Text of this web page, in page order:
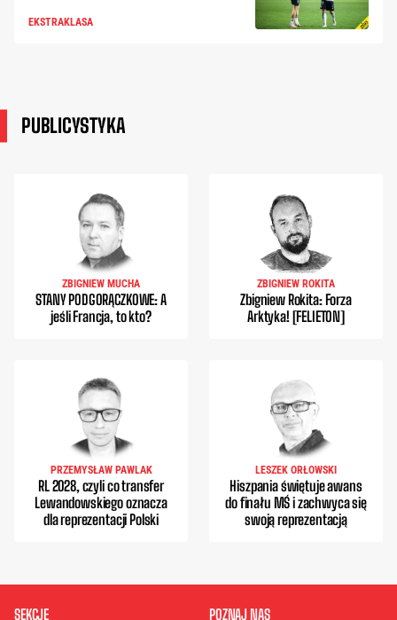
EKSTRAKLASA
PUBLICYSTYKA
ZBIGNIEW MUCHA
STANY PODGORĄCZKOWE: A
jeśli Francja, to kto?
ZBIGNIEW ROKITA
Zbigniew Rokita: Forza
Arktyka! [FELIETON]
PRZEMYSŁAW PAWLAK
RL 2028, czyli co transfer
Lewandowskiego oznacza
dla reprezentacji Polski
LESZEK ORŁOWSKI
Hiszpania świętuje awans
do finału MŚ i zachwyca się
swoją reprezentacją
SEKCJE POZNAJ NAS